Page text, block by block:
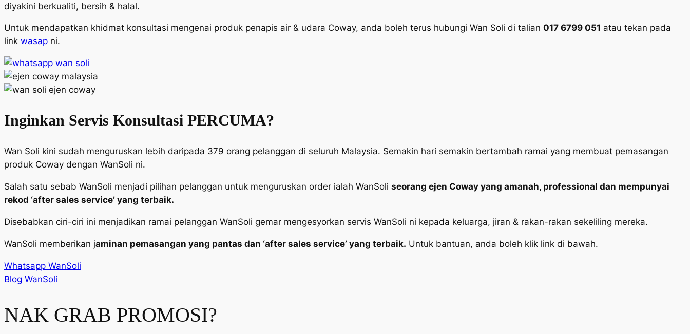
diyakini berkualiti, bersih & halal.
Untuk mendapatkan khidmat konsultasi mengenai produk penapis air & udara Coway, anda boleh terus hubungi Wan Soli di talian 017 6799 051 atau tekan pada
link wasap ni.
Inginkan Servis Konsultasi PERCUMA?
Wan Soli kini sudah menguruskan lebih daripada 379 orang pelanggan di seluruh Malaysia. Semakin hari semakin bertambah ramai yang membuat pemasangan
produk Coway dengan WanSoli ni.
Salah satu sebab WanSoli menjadi pilihan pelanggan untuk menguruskan order ialah WanSoli seorang ejen Coway yang amanah, professional dan mempunyai
rekod ‘after sales service’ yang terbaik.
Disebabkan ciri-ciri ini menjadikan ramai pelanggan WanSoli gemar mengesyorkan servis WanSoli ni kepada keluarga, jiran & rakan-rakan sekeliling mereka.
WanSoli memberikan jaminan pemasangan yang pantas dan ‘after sales service’ yang terbaik. Untuk bantuan, anda boleh klik link di bawah.
Whatsapp WanSoli
Blog WanSoli
NAK GRAB PROMOSI?